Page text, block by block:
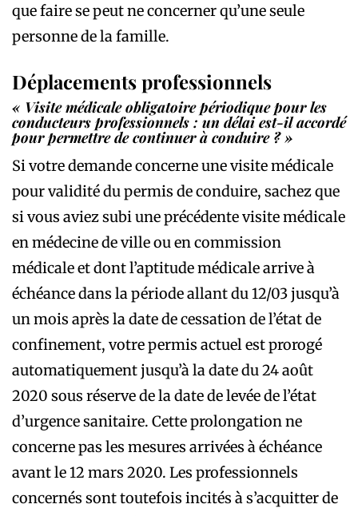
que faire se peut ne concerner qu’une seule
personne de la famille.
Déplacements professionnels
« Visite médicale obligatoire périodique pour les
conducteurs professionnels : un délai est-il accordé
pour permettre de continuer à conduire ? »
Si votre demande concerne une visite médicale
pour validité du permis de conduire, sachez que
si vous aviez subi une précédente visite médicale
en médecine de ville ou en commission
médicale et dont l’aptitude médicale arrive à
échéance dans la période allant du 12/03 jusqu’à
un mois après la date de cessation de l’état de
confinement, votre permis actuel est prorogé
automatiquement jusqu’à la date du 24 août
2020 sous réserve de la date de levée de l’état
d’urgence sanitaire. Cette prolongation ne
concerne pas les mesures arrivées à échéance
avant le 12 mars 2020. Les professionnels
concernés sont toutefois incités à s’acquitter de